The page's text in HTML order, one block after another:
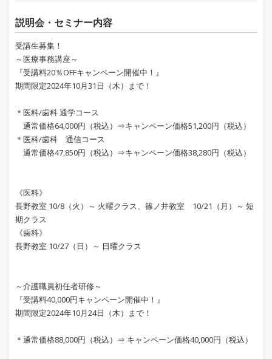
説明会・セミナー内容
受講生募集！
～医療事務講座～
『受講料20％OFFキャンペーン開催中！』
期間限定2024年10月31日（木）まで！
＊医科/歯科 通学コース
通常価格64,000円（税込）⇒キャンペーン価格51,200円（税込）
＊医科/歯科 通信コース
通常価格47,850円（税込）⇒キャンペーン価格38,280円（税込）
《医科》
長野教室 10/8（火）～ 火曜クラス、篠ノ井教室 10/21（月）～ 短
期クラス
《歯科》
長野教室 10/27（日）～ 日曜クラス
～介護職員初任者研修～
『受講料40,000円キャンペーン開催中！』
期間限定2024年10月24日（木）まで！
＊通常価格88,000円（税込）⇒ キャンペーン価格40,000円（税込）